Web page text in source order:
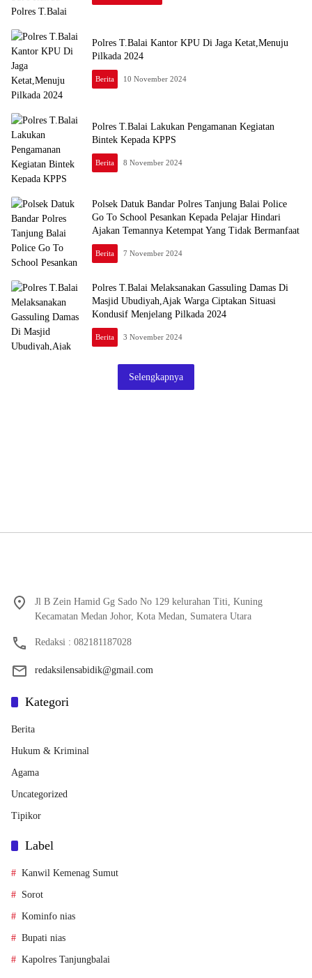
Polres T.Balai Kantor KPU Di Jaga Ketat,Menuju
Pilkada 2024
Berita 10 November 2024
Polres T.Balai Lakukan Pengamanan Kegiatan
Bintek Kepada KPPS
Berita 8 November 2024
Polsek Datuk Bandar Polres Tanjung Balai Police
Go To School Pesankan Kepada Pelajar Hindari
Ajakan Temannya Ketempat Yang Tidak Bermanfaat
Berita 7 November 2024
Polres T.Balai Melaksanakan Gassuling Damas Di
Masjid Ubudiyah,Ajak Warga Ciptakan Situasi
Kondusif Menjelang Pilkada 2024
Berita 3 November 2024
Selengkapnya
Jl B Zein Hamid Gg Sado No 129 kelurahan Titi, Kuning
Kecamatan Medan Johor, Kota Medan, Sumatera Utara
Redaksi : 082181187028
redaksilensabidik@gmail.com
Kategori
Berita
Hukum & Kriminal
Agama
Uncategorized
Tipikor
Label
Kanwil Kemenag Sumut
Sorot
Kominfo nias
Bupati nias
Kapolres Tanjungbalai